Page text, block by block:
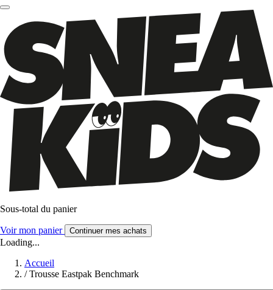
Sous-total du panier
Voir mon panier Continuer mes achats
Loading...
Accueil
/ Trousse Eastpak Benchmark